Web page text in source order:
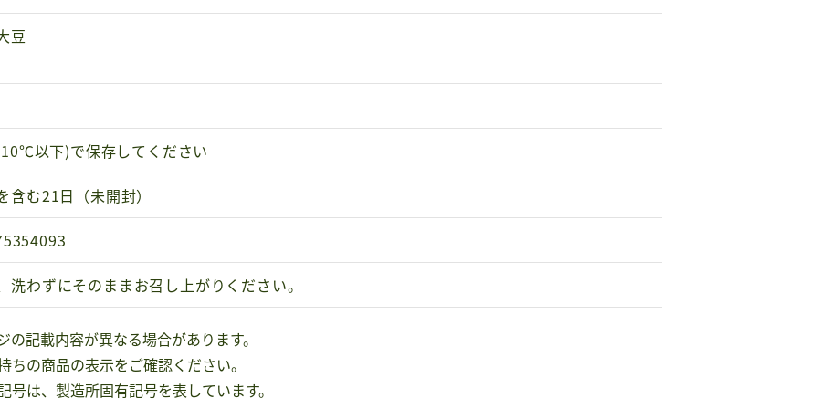
豆
以下)で保存してください
含む21日（未開封）
洗わずにそのままお召し上がりください。
記載内容が異なる場合があります。
の商品の表示をご確認ください。
は、製造所固有記号を表しています。